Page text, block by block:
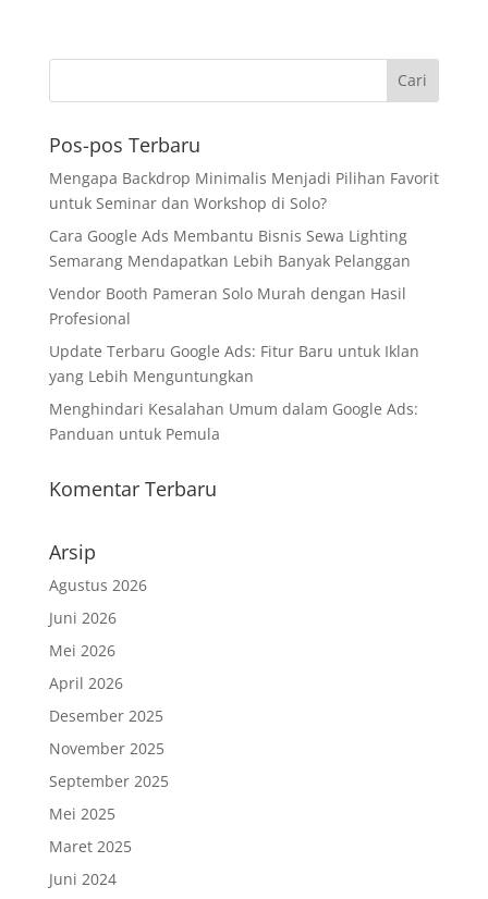
Pos-pos Terbaru
Mengapa Backdrop Minimalis Menjadi Pilihan Favorit
untuk Seminar dan Workshop di Solo?
Cara Google Ads Membantu Bisnis Sewa Lighting
Semarang Mendapatkan Lebih Banyak Pelanggan
Vendor Booth Pameran Solo Murah dengan Hasil
Profesional
Update Terbaru Google Ads: Fitur Baru untuk Iklan
yang Lebih Menguntungkan
Menghindari Kesalahan Umum dalam Google Ads:
Panduan untuk Pemula
Komentar Terbaru
Arsip
Agustus 2026
Juni 2026
Mei 2026
April 2026
Desember 2025
November 2025
September 2025
Mei 2025
Maret 2025
Juni 2024